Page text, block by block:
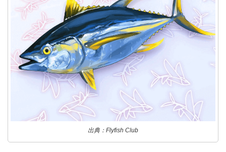
出典：Flyfish Club